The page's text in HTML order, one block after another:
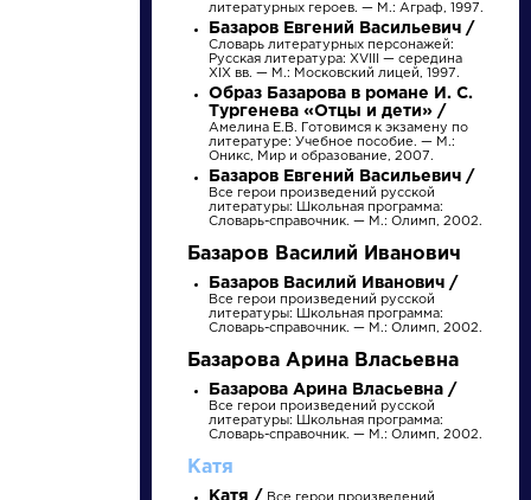
произведения
персонажи
словарь
литературных героев. — М.: Аграф, 1997.
Базаров Евгений Васильевич /
Словарь литературных персонажей:
Русская литература: XVIII — середина
XIX вв. — М.: Московский лицей, 1997.
Образ Базарова в романе И. С.
Тургенева «Отцы и дети» /
Амелина Е.В. Готовимся к экзамену по
литературе: Учебное пособие. — М.:
Оникс, Мир и образование, 2007.
Базаров Евгений Васильевич /
Все герои произведений русской
литературы: Школьная программа:
Словарь-справочник. — М.: Олимп, 2002.
Базаров Василий Иванович
Базаров Василий Иванович /
Все герои произведений русской
литературы: Школьная программа:
Словарь-справочник. — М.: Олимп, 2002.
Базарова Арина Власьевна
Базарова Арина Власьевна /
Все герои произведений русской
литературы: Школьная программа:
Словарь-справочник. — М.: Олимп, 2002.
Катя
Катя / Все герои произведений